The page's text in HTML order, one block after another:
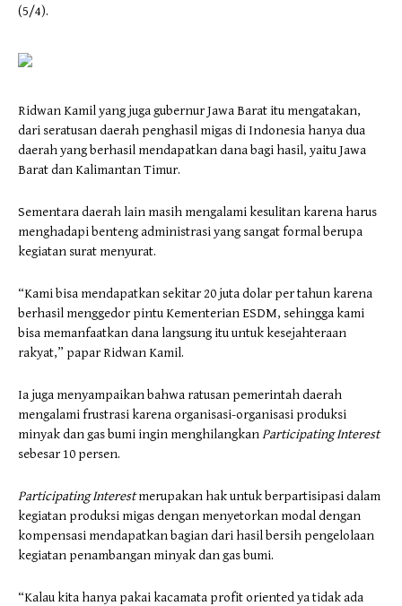
(5/4).
Ridwan Kamil yang juga gubernur Jawa Barat itu mengatakan,
dari seratusan daerah penghasil migas di Indonesia hanya dua
daerah yang berhasil mendapatkan dana bagi hasil, yaitu Jawa
Barat dan Kalimantan Timur.
Sementara daerah lain masih mengalami kesulitan karena harus
menghadapi benteng administrasi yang sangat formal berupa
kegiatan surat menyurat.
“Kami bisa mendapatkan sekitar 20 juta dolar per tahun karena
berhasil menggedor pintu Kementerian ESDM, sehingga kami
bisa memanfaatkan dana langsung itu untuk kesejahteraan
rakyat,” papar Ridwan Kamil.
Ia juga menyampaikan bahwa ratusan pemerintah daerah
mengalami frustrasi karena organisasi-organisasi produksi
minyak dan gas bumi ingin menghilangkanParticipating Interest
sebesar 10 persen.
Participating Interestmerupakan hak untuk berpartisipasi dalam
kegiatan produksi migas dengan menyetorkan modal dengan
kompensasi mendapatkan bagian dari hasil bersih pengelolaan
kegiatan penambangan minyak dan gas bumi.
“Kalau kita hanya pakai kacamata profit oriented ya tidak ada